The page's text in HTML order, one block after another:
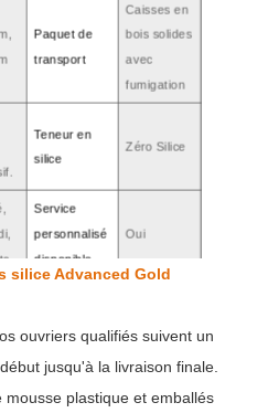
Paquet de
transport
Caisses en
bois solides
avec
fumigation
Teneur en
silice
Zéro Silice
Service
personnalisé
disponible
Oui
silice Advanced Gold
ouvriers qualifiés suivent un
jusqu'à la livraison finale.
plastique et emballés